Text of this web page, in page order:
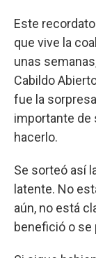
Este
que vive la
unas
Cabildo
fue la
importante de
hacerlo.
Se sorteó así
latente. No
aún, no está
benefició o se